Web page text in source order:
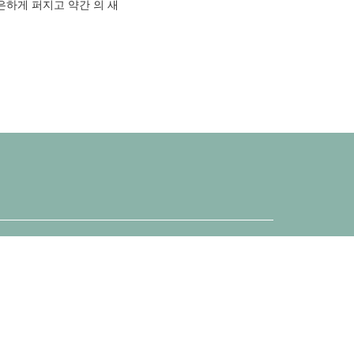
하게 퍼지고 약간 의 새